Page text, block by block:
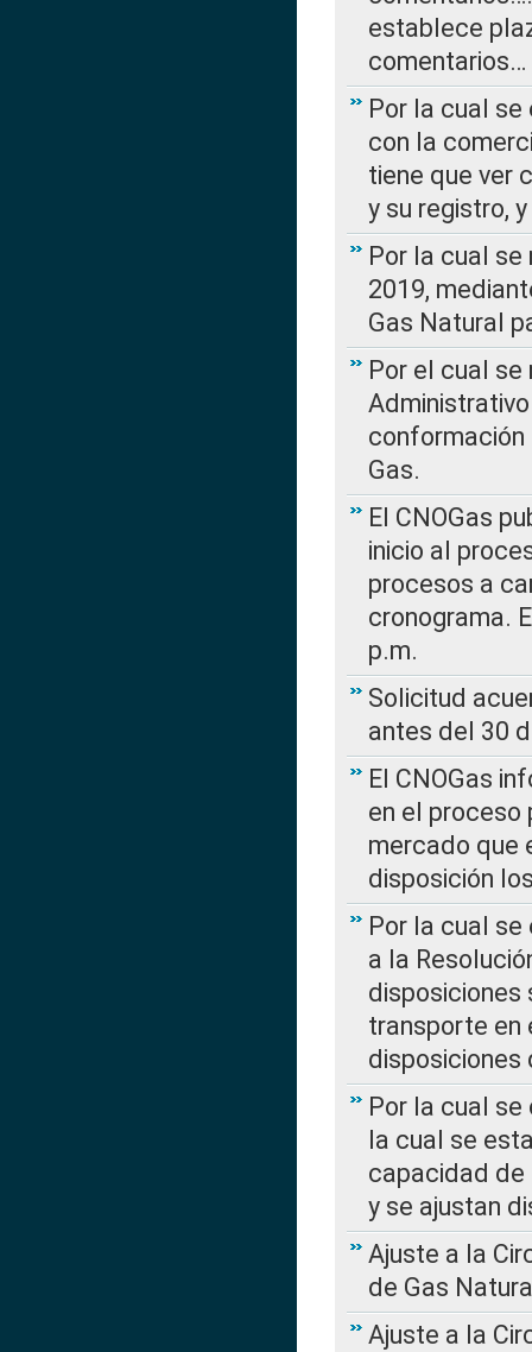
establece
comentarios…
Por la cual
con la
tiene que ver
y su registro,
Por la cual
2019,
Gas Natural
Por el cual
conformación
Gas.
El CNOGas
inicio al
procesos a
cronograma.
p.m.
Solicitud
antes del 30
El CNOGas
en el
mercado que
disposición
Por la cual se
a la
disposiciones
transporte en
disposiciones
Por la cual se
la cual se
capacidad de
y se ajustan
Ajuste a la
de Gas
Ajuste a la